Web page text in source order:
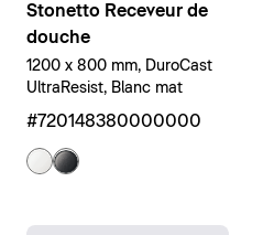
Stonetto Receveur de
douche
1200 x 800 mm, DuroCast
UltraResist, Blanc mat
#720148380000000